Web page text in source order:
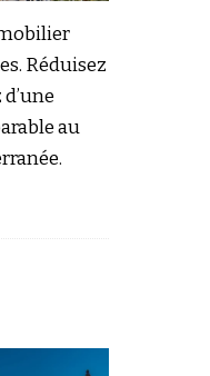
Réduisez
au